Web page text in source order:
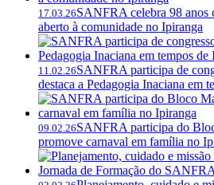
17.03.26SANFRA celebra 98 anos
aberto à comunidade no Ipiranga
11.02.26SANFRA participa de
destaca a Pedagogia Inaciana em
09.02.26SANFRA participa do
promove carnaval em família no